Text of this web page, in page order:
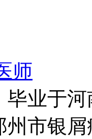
师
毕业于
州市银